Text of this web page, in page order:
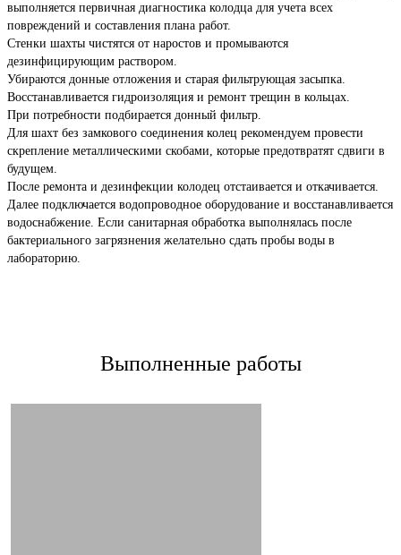
выполняется первичная диагностика колодца для учета всех
повреждений и составления плана работ.
Стенки шахты чистятся от наростов и промываются
дезинфицирующим раствором.
Убираются донные отложения и старая фильтрующая засыпка.
Восстанавливается гидроизоляция и ремонт трещин в кольцах.
При потребности подбирается донный фильтр.
Для шахт без замкового соединения колец рекомендуем провести
скрепление металлическими скобами, которые предотвратят сдвиги в
будущем.
После ремонта и дезинфекции колодец отстаивается и откачивается.
Далее подключается водопроводное оборудование и восстанавливается
водоснабжение. Если санитарная обработка выполнялась после
бактериального загрязнения желательно сдать пробы воды в
лабораторию.
Выполненные работы